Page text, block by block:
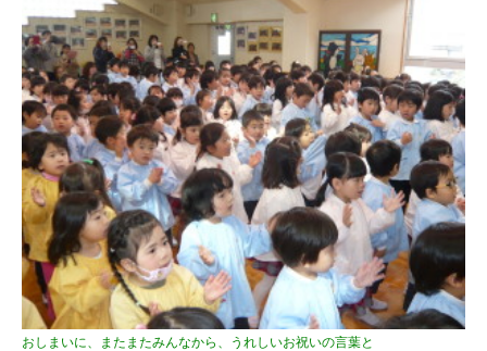
おしまいに、またまたみんなから、うれしいお祝いの言葉と